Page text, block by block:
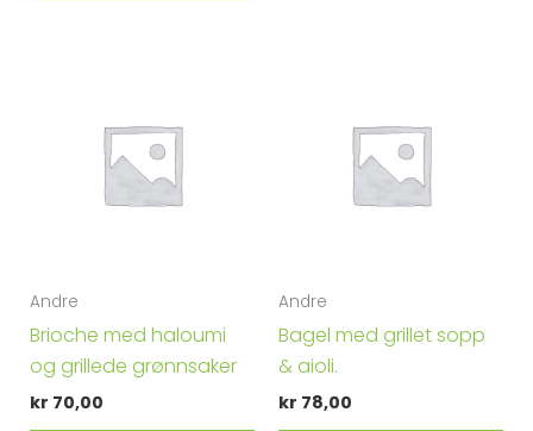
Andre
Brioche med haloumi
og grillede grønnsaker
kr 70,00
Andre
Bagel med grillet sopp
& aioli.
kr 78,00